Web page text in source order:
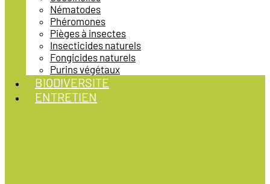
Nématodes
Phéromones
Pièges à insectes
Insecticides naturels
Fongicides naturels
Purins végétaux
BIODIVERSITE
ENTRETIEN